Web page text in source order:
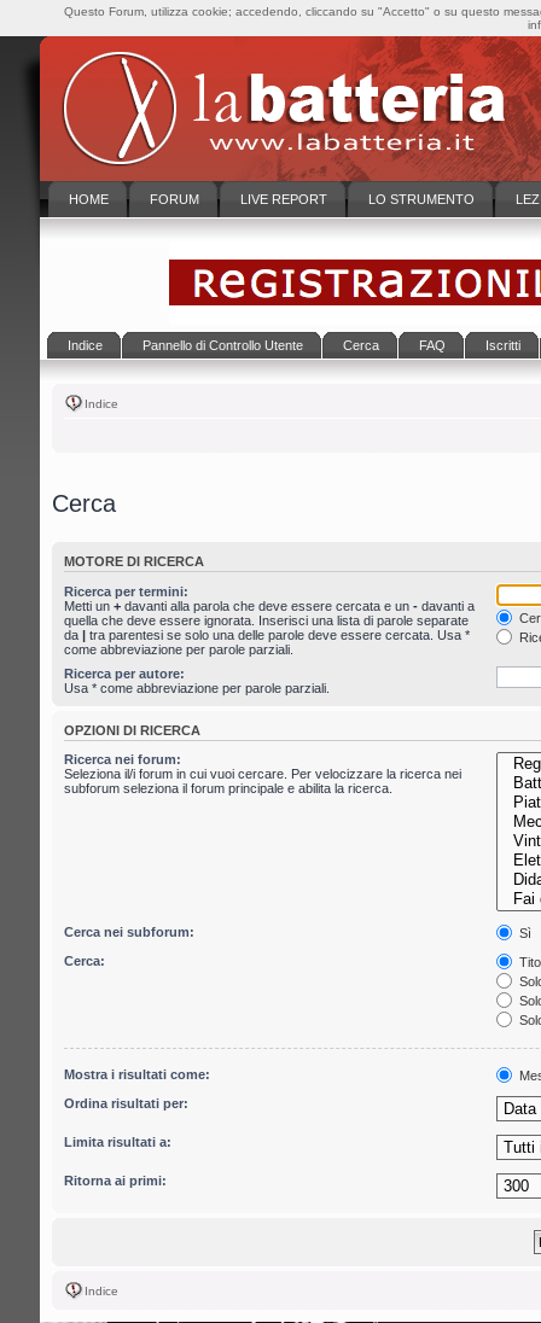
HOME FORUM LIVE REPORT LO STRUMENTO
Indice Pannello di Controllo Utente Cerca FAQ Iscritti
Indice
Cerca
MOTORE DI RICERCA
Ricerca per termini:
Metti un + davanti alla parola che deve essere cercata e un - davanti a
quella che deve essere ignorata. Inserisci una lista di parole separate
da | tra parentesi se solo una delle parole deve essere cercata. Usa *
come abbreviazione per parole parziali.
Ricerca per autore:
Usa * come abbreviazione per parole parziali.
OPZIONI DI RICERCA
Ricerca nei forum:
Seleziona il/i forum in cui vuoi cercare. Per velocizzare la ricerca nei
subforum seleziona il forum principale e abilita la ricerca.
Cerca nei subforum:
Sì
Cerca:
Mostra i risultati come:
Ordina risultati per:
Limita risultati a:
Ritorna ai primi:
Indice
Questo Forum, utilizza cookie; accedendo, cliccando su "Accetto" o su questo